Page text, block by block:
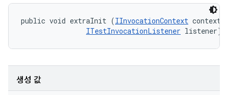
public void extraInit (IInvocationContext
ITestInvocationListener listener)
생성 값